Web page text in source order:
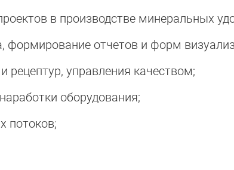
в производстве минеральных
формирование отчетов и форм
рецептур, управления качеством;
оборудования;
потоков;